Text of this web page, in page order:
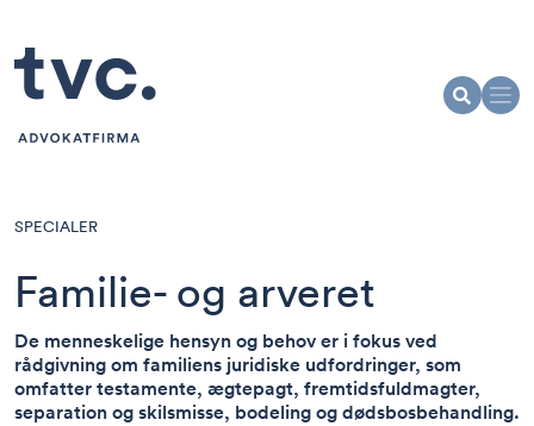
SPECIALER
Familie- og arveret
De menneskelige hensyn og behov er i fokus ved
rådgivning om familiens juridiske udfordringer, som
omfatter testamente, ægtepagt, fremtidsfuldmagter,
separation og skilsmisse, bodeling og dødsbosbehandling.